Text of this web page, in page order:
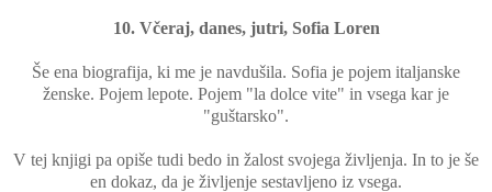
10. Včeraj, danes, jutri, Sofia Loren
Še ena biografija, ki me je navdušila. Sofia je pojem italjanske
ženske. Pojem lepote. Pojem "la dolce vite" in vsega kar je
"guštarsko".
V tej knjigi pa opiše tudi bedo in žalost svojega življenja. In to je še
en dokaz, da je življenje sestavljeno iz vsega.